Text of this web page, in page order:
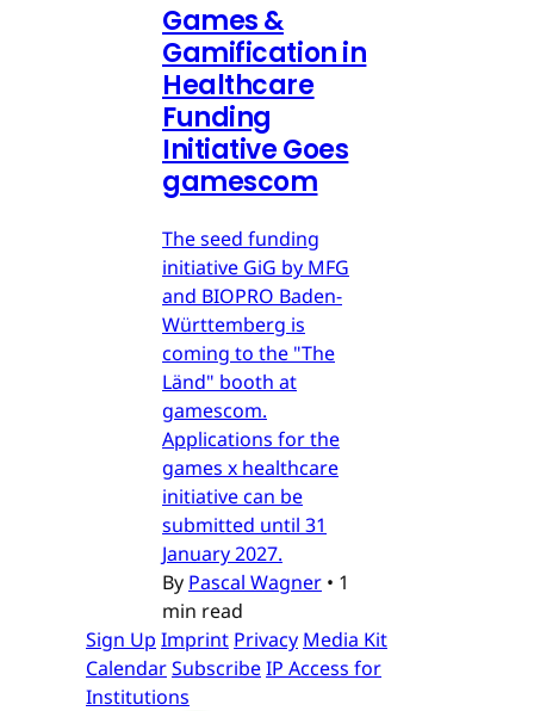
Games &
Gamification in
Healthcare
Funding
Initiative Goes
gamescom
The seed funding
initiative GiG by MFG
and BIOPRO Baden-
Württemberg is
coming to the "The
Länd" booth at
gamescom.
Applications for the
games x healthcare
initiative can be
submitted until 31
January 2027.
By Pascal Wagner • 1
min read
Sign Up Imprint Privacy Media Kit
CalendarSubscribeIP Access for
Institutions